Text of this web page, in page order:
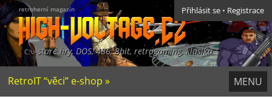
retroherní magazín
staré hry, DOS, 486, 8bit, retrogaming, klasika
Přihlásit se • Registrace
MENU
RetroIT “věci” e-shop »